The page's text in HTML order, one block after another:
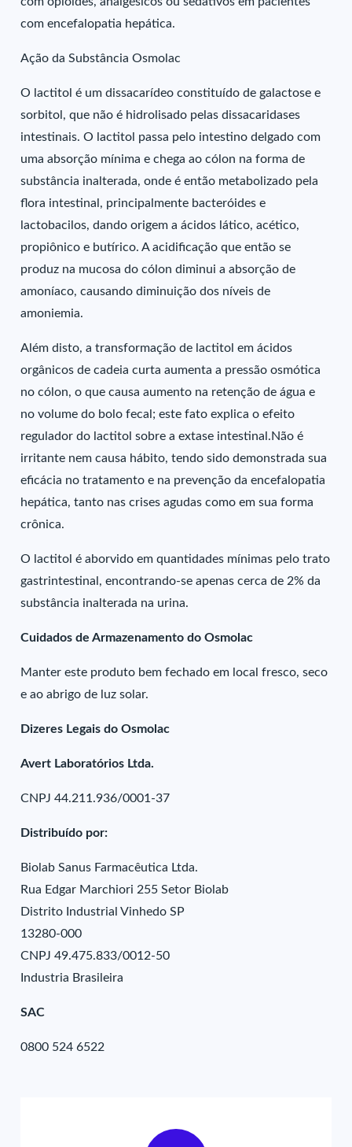
com encefalopatia hepática.
Ação da Substância Osmolac
O lactitol é um dissacarídeo constituído de galactose e
sorbitol, que não é hidrolisado pelas dissacaridases
intestinais. O lactitol passa pelo intestino delgado com
uma absorção mínima e chega ao cólon na forma de
substância inalterada, onde é então metabolizado pela
flora intestinal, principalmente bacteróides e
lactobacilos, dando origem a ácidos lático, acético,
propiônico e butírico. A acidificação que então se
produz na mucosa do cólon diminui a absorção de
amoníaco, causando diminuição dos níveis de
amoniemia.
Além disto, a transformação de lactitol em ácidos
orgânicos de cadeia curta aumenta a pressão osmótica
no cólon, o que causa aumento na retenção de água e
no volume do bolo fecal; este fato explica o efeito
regulador do lactitol sobre a extase intestinal.Não é
irritante nem causa hábito, tendo sido demonstrada sua
eficácia no tratamento e na prevenção da encefalopatia
hepática, tanto nas crises agudas como em sua forma
crônica.
O lactitol é aborvido em quantidades mínimas pelo trato
gastrintestinal, encontrando-se apenas cerca de 2% da
substância inalterada na urina.
Cuidados de Armazenamento do Osmolac
Manter este produto bem fechado em local fresco, seco
e ao abrigo de luz solar.
Dizeres Legais do Osmolac
Avert Laboratórios Ltda.
CNPJ 44.211.936/0001-37
Distribuído por:
Biolab Sanus Farmacêutica Ltda.
Rua Edgar Marchiori 255 Setor Biolab
Distrito Industrial Vinhedo SP
13280-000
CNPJ 49.475.833/0012-50
Industria Brasileira
SAC
0800 524 6522